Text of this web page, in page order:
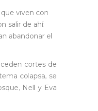
viven con
salir de ahí:
abandonar el
cortes de
colapsa, se
Nell y Eva